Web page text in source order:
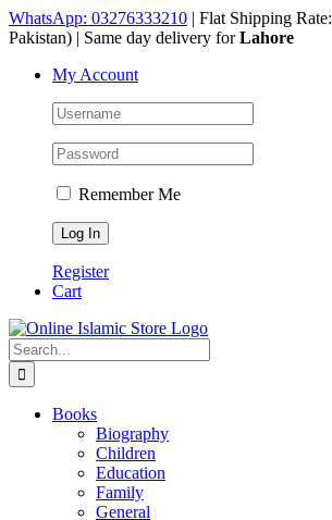
Skip
to
WhatsApp: 03276333210 | Flat Shipping Rate:
Pakistan) | Same day delivery forLahore
My Account
Remember Me
Register
Cart
Search
for:
Books
Biography
Children
Education
Family
General